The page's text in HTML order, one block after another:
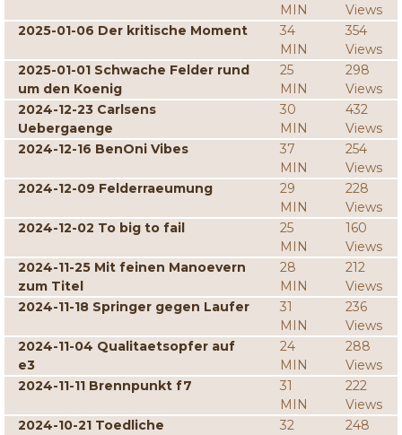
MIN
Views
2025-01-06 Der kritische Moment
34
MIN
354
Views
2025-01-01 Schwache Felder rund
um den Koenig
25
MIN
298
Views
2024-12-23 Carlsens
Uebergaenge
30
MIN
432
Views
2024-12-16 BenOni Vibes
37
MIN
254
Views
2024-12-09 Felderraeumung
29
MIN
228
Views
2024-12-02 To big to fail
25
MIN
160
Views
2024-11-25 Mit feinen Manoevern
zum Titel
28
MIN
212
Views
2024-11-18 Springer gegen Laufer
31
MIN
236
Views
2024-11-04 Qualitaetsopfer auf
e3
24
MIN
288
Views
2024-11-11 Brennpunkt f7
31
MIN
222
Views
2024-10-21 Toedliche
32
248